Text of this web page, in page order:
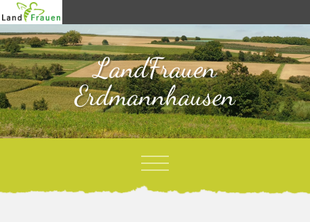
LandFrauen
Erdmannhausen